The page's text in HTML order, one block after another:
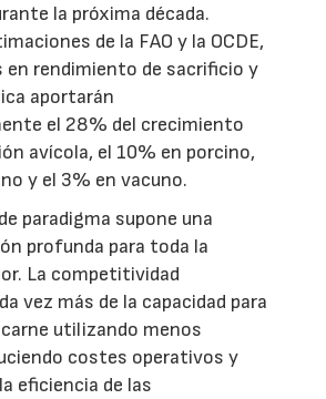
la próxima década.
de la FAO y la OCDE,
en rendimiento de sacrificio y
aportarán
el 28% del crecimiento
avícola, el 10% en porcino,
y el 3% en vacuno.
paradigma supone una
profunda para toda la
La competitividad
vez más de la capacidad para
utilizando menos
costes operativos y
eficiencia de las